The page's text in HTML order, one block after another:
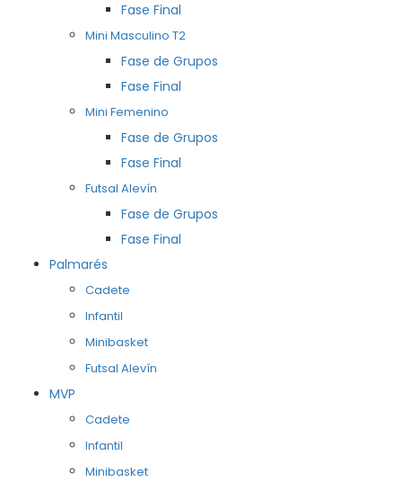
Fase Final
Mini Masculino T2
Fase de Grupos
Fase Final
Mini Femenino
Fase de Grupos
Fase Final
Futsal Alevín
Fase de Grupos
Fase Final
Palmarés
Cadete
Infantil
Minibasket
Futsal Alevín
MVP
Cadete
Infantil
Minibasket